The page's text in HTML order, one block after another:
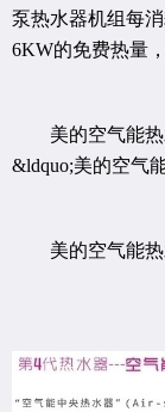
泵热水器机组每
6KW的免费热量
美的空气能热
&ldquo;美的空气
美的空气能热